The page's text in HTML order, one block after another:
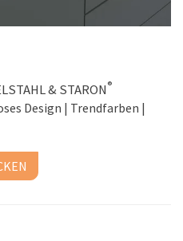
& STARON ®
Design | Trendfarben |